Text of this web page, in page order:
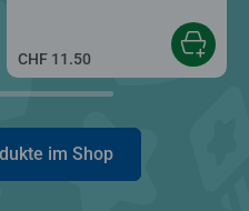
CHF 11.50
im Shop